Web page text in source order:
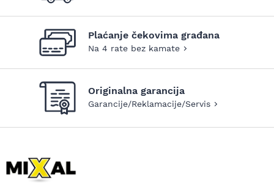
Plaćanje čekovima građana
Na 4 rate bez kamate
Originalna garancija
Garancije/Reklamacije/Servis